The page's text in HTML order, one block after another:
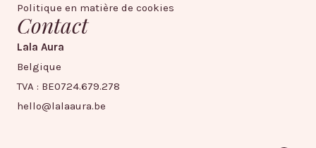
Politique en matière de cookies
Contact
Lala Aura
Belgique
TVA : BE0724.679.278
hello@lalaaura.be